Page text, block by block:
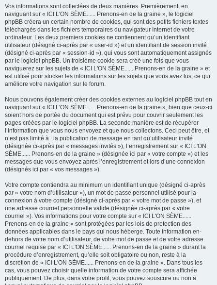
Vos informations sont collectées de deux manières. Premièrement, en
naviguant sur « ICI L'ON SÈME...... Prenons-en de la graine », le logiciel
phpBB créera un certain nombre de cookies, qui sont des petits fichiers textes
téléchargés dans les fichiers temporaires du navigateur Internet de votre
ordinateur. Les deux premiers cookies ne contiennent qu’un identifiant
utilisateur (désigné ci-après par « user-id ») et un identifiant de session invité
(désigné ci-après par « session-id »), qui vous sont automatiquement assignés
par le logiciel phpBB. Un troisième cookie sera créé une fois que vous
naviguerez sur les sujets de « ICI L'ON SÈME...... Prenons-en de la graine » et
est utilisé pour stocker les informations sur les sujets que vous avez lus, ce qui
améliore votre navigation sur le forum.
Nous pouvons également créer des cookies externes au logiciel phpBB tout en
naviguant sur « ICI L'ON SÈME...... Prenons-en de la graine », bien que ceux-ci
soient hors de portée du document qui est prévu pour couvrir seulement les
pages créées par le logiciel phpBB. La seconde manière est de récupérer
l’information que vous nous envoyez et que nous collectons. Ceci peut être, et
n’est pas limité à : la publication de message en tant qu’utilisateur invité
(désignée ci-après par « messages invités »), l’enregistrement sur « ICI L'ON
SÈME...... Prenons-en de la graine » (désignée ici par « votre compte ») et les
messages que vous envoyez après l’enregistrement et lors d’une connexion
(désignés ici par « vos messages »).
Votre compte contiendra au minimum un identifiant unique (désigné ci-après
par « votre nom d’utilisateur »), un mot de passe personnel utilisé pour la
connexion à votre compte (désigné ci-après par « votre mot de passe »), et
une adresse courriel personnelle valide (désignée ci-après par « votre
courriel »). Vos informations pour votre compte sur « ICI L'ON SÈME......
Prenons-en de la graine » sont protégées par les lois de protection des
données applicables dans le pays qui nous héberge. Toute information en-
dehors de votre nom d’utilisateur, de votre mot de passe et de votre adresse
courriel requise par « ICI L'ON SÈME...... Prenons-en de la graine » durant la
procédure d’enregistrement, qu’elle soit obligatoire ou non, reste à la
discrétion de « ICI L'ON SÈME...... Prenons-en de la graine ». Dans tous les
cas, vous pouvez choisir quelle information de votre compte sera affichée
publiquement. De plus, dans votre profil, vous pouvez souscrire ou non à